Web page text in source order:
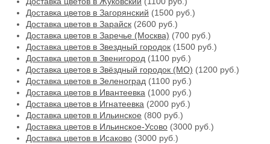
Доставка цветов в Загорянский (1500 руб.)
Доставка цветов в Зарайск (2600 руб.)
Доставка цветов в Заречье (Москва) (700 руб.)
Доставка цветов в Звездный городок (1500 руб.)
Доставка цветов в Звенигород (1100 руб.)
Доставка цветов в Звёздный городок (МО) (1200 руб.)
Доставка цветов в Зеленоград (1100 руб.)
Доставка цветов в Ивантеевка (1000 руб.)
Доставка цветов в Игнатеевка (2000 руб.)
Доставка цветов в Ильинское (800 руб.)
Доставка цветов в Ильинское-Усово (3000 руб.)
Доставка цветов в Исаково (3000 руб.)